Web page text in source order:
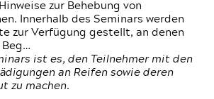
zur Behebung von
Innerhalb des Seminars werden
zur Verfügung gestellt, an denen
Beg…
ist es, den Teilnehmer mit den
an Reifen sowie deren
zu machen.